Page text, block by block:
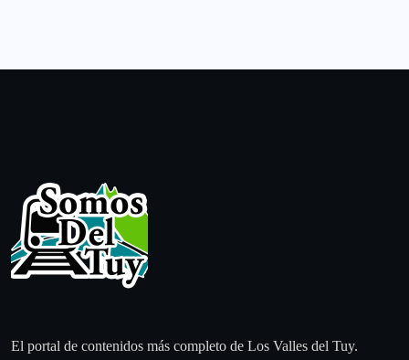
El portal de contenidos más completo de Los Valles del Tuy.